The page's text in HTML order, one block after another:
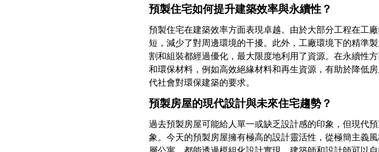
預製住宅如何提升建築效率與永續性？
預製住宅在建築效率方面表現卓越。由於大部分工程在工
短，減少了對周邊環境的干擾。此外，工廠環境下的精準
割和組裝都經過優化，最大限度地利用了資源。在永續性
和環保材料，例如高效絕緣材料和再生資源，有助於降低
代社會對環保建築的要求。
預製房屋的現代設計與未來住宅趨勢？
過去預製房屋可能給人單一或缺乏設計感的印象，但現代
象。今天的預製房屋擁有極高的設計靈活性，從極簡主義